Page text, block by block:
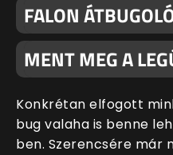
FALON
MENT MEG A
Konkrétan elfogott
bug valaha is benne
ben. Szerencsére már